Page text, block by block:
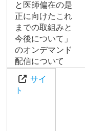
と医師偏在の是
正に向けたこれ
までの取組みと
今後について」
のオンデマンド
配信について
サイ
ト